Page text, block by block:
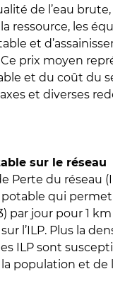
de l’eau
ressource, les
et
prix moyen
et du coût du
et diverses
sur le réseau
Perte du réseau
potable qui
par jour pour 1
l’ILP. Plus la
ILP sont
population et de